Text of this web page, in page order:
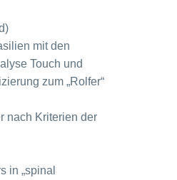
mit den
Touch und
zum „Rolfer“
nach Kriterien der
in „spinal